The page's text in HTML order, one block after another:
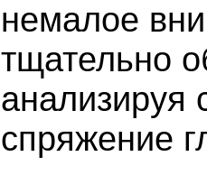
немалое
тщательно
анализируя
спряжение